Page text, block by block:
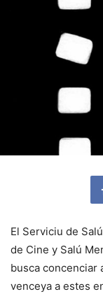
El Serviciu de
de Cine y Salú
busca concenciar
venceya a estes